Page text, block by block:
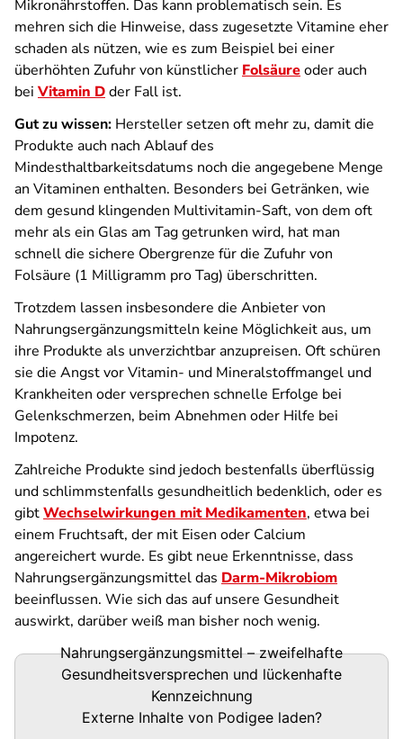
Mikronährstoffen. Das kann problematisch sein. Es
mehren sich die Hinweise, dass zugesetzte Vitamine eher
schaden als nützen, wie es zum Beispiel bei einer
überhöhten Zufuhr von künstlicher Folsäureoder auch
bei Vitamin Dder Fall ist.
Gut zu wissen: Hersteller setzen oft mehr zu, damit die
Produkte auch nach Ablauf des
Mindesthaltbarkeitsdatums noch die angegebene Menge
an Vitaminen enthalten. Besonders bei Getränken, wie
dem gesund klingenden Multivitamin-Saft, von dem oft
mehr als ein Glas am Tag getrunken wird, hat man
schnell die sichere Obergrenze für die Zufuhr von
Folsäure (1 Milligramm pro Tag) überschritten.
Trotzdem lassen insbesondere die Anbieter von
Nahrungsergänzungsmitteln keine Möglichkeit aus, um
ihre Produkte als unverzichtbar anzupreisen. Oft schüren
sie die Angst vor Vitamin- und Mineralstoffmangel und
Krankheiten oder versprechen schnelle Erfolge bei
Gelenkschmerzen, beim Abnehmen oder Hilfe bei
Impotenz.
Zahlreiche Produkte sind jedoch bestenfalls überflüssig
und schlimmstenfalls gesundheitlich bedenklich, oder es
gibtWechselwirkungen mit Medikamenten, etwa bei
einem Fruchtsaft, der mit Eisen oder Calcium
angereichert wurde. Es gibt neue Erkenntnisse, dass
Nahrungsergänzungsmittel das Darm-Mikrobiom
beeinflussen. Wie sich das auf unsere Gesundheit
auswirkt, darüber weiß man bisher noch wenig.
Podigee-
Nahrungsergänzungsmittel – zweifelhafte
Gesundheitsversprechen und lückenhafte
Kennzeichnung
Externe Inhalte von Podigeeladen?